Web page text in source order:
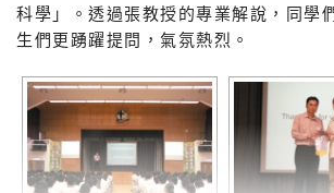
科學」。透過張教授的專業解說，同學
生們更踴躍提問，氣氛熱烈。